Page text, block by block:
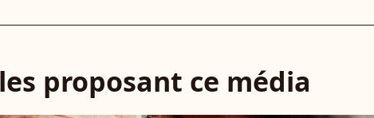
proposant ce média